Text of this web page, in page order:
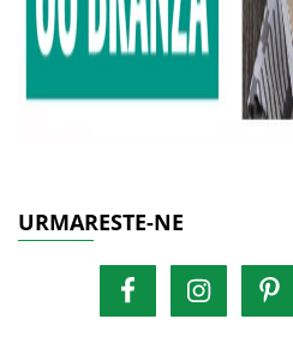
URMARESTE-NE